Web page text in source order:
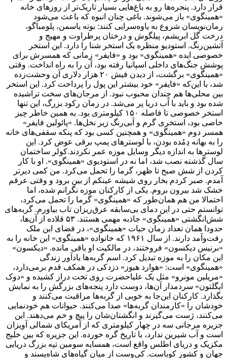
قرار دارد. پنجره‌ها رو به باغ‌هایی بسیار تاریک‌تر از روزهای خانه
«همینگوی» باز می‌شوند. باغی چنان انبوه که باعث می‌شود
رمان‌نویسان شروع به یاوه‌سرایی کنند: بوته یاسمن، پلومباگو،
درخت گل ابریشم، پیلگوش و درختان پرطراوت و مهیج و
آتشین‌رنگ. استودیو منظره‌ یک استخر شنا را دارد. این استخر
خصوصی ایده «همینگوی» بود و «فایفر» زمانی که همسرش برای
پوشش جنگ‌های داخلی اسپانیا رفته بود، آن را به راه انداخت. وقتی
«همینگوی» برگشت، از دیدن فیش ۲۰ هزار دلاری آن وحشت‌زده
شد، با این‌که «فایفر» خود بیشتر این پول را پرداخت کرد. این استخر
بین محلی‌ها هم چندان محبوب نبود. از مرجان‌های سخت تراشیده
شده بود و باید با آب دریا پر می‌شد. در زمان رکود بزرگ، این تنها
استخر خصوصی تا فاصله ۱۵۰ کیلومتری بود. به همین خاطر چیز
خاصی بود، استخری گرم و آبی‌رنگ زیر نخل‌ها. «پائولین فایفر»
همسر دوم «همینگوی» و همچنین کسی بود که پنکه سقفی‌های خانه
را به بهانه دِمُده بودن، با لوسترهای پمپ برقی عوض کرد. این
لوسترها به اندازه دیگر وسایل موزه عمر نکردند.کولر ساختمان
سال گذشته نصب شد، اما نه در استودیوی «همینگوی». او با کار
کردن از شش صبح تا ظهر، گرما را تحمل می‌کرد. من کمی دیرتر
آمدم. صبر کردم بخار روی شیشه عینکم از بین برود و وقتی عرقم
خشک شد بیرون بروم. یکی از کارکنان موزه نگرانم شده، اما
احتمالا من هم همان‌طور که «همینگوی» گرما را تحمل می‌کرد،
توانستم حتی در این دمای بی‌سابقه عرق‌ریزان تاب بیاورم. گربه‌های
شش‌انگشتی «همینگوی» جاذبه مهمی هستند. ۵۳ قلاده از آن‌ها،
حدودا همان تعداد زمان حیات «همینگوی»، در فضای این ملک
رفت‌وآمد دارند. از سال ۱۹۶۱ که خانواده «همینگوی» این خانه را به
«برنیس دیکسون» فروختند، در مالکیت او باقی مانده. «دیکسون»
این مکان را به موزه تبدیل کرد. اسم گربه‌ها یادآور زندگی
«همینگوی» است: «هوارد هیوز» دزدکی در همکف قدم برمی‌دارد،
«مریلین مونرو» مثل یک علیاحضرت روی تخت دراز کشیده و «دوک
ایگلتون» سردمدار آن‌ها، دوست دارد پنجه‌های بزرگش را به نمایش
بگذارد. کارکنان این‌جا به خوبی از گربه‌ها مراقبت می‌کنند و
خودشان را «کارمندان گربه‌ها» صدا می‌کنند. حیوانات هم خودنمایی
می‌کنند، ژست می‌گیرند و انگشتان‌شان را پیچ و خم می‌دهند. این
جزیره مرجانی سه در چهار کیلومتری که از آمریکای شمالی آویزان
است و آب شیرین ندارد، با تاریخ گره خورده. این جزیره که بین خلیج
مکزیک و دریای اطلس واقع است، همسایه سومین تپه بزرگ دریایی
جهان و کشور کوباست. کی‌وست از میان گیاه‌های شاه‌پسند و